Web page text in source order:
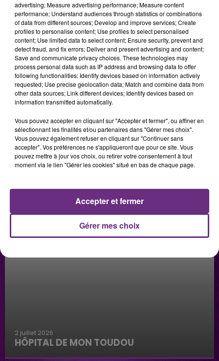
29 juillet 2026
GAGNEZ VOTRE SÉJOUR AU CENTER
PARCS DU LAC D’AILETTE AVEC
CHAMPAGNE FM
LES PODCASTS
2 juillet 2026
HÔPITAL DE MON TOUDOU
Hôpital de mon Toudou
advertising; Measure advertising performance; Measure content
performance; Understand audiences through statistics or combinations
of data from different sources; Develop and improve services; Create
profiles to personalise content; Use profiles to select personalised
content; Use limited data to select content; Ensure security, prevent and
detect fraud, and fix errors; Deliver and present advertising and content;
Save and communicate privacy choices. These technologies may
process personal data such as IP address and browsing data to offer
following functionalities: Identify devices based on information actively
requested; Use precise geolocation data; Match and combine data from
other data sources; Link different devices; Identify devices based on
information transmitted automatically.
Vous pouvez accepter en cliquant sur "Accepter et fermer", ou affiner en
sélectionnant les finalités et/ou partenaires dans "Gérer mes choix".
Vous pouvez également refuser en cliquant sur "Continuer sans
accepter". Vos préférences ne s'appliqueront que pour ce site. Vous
pouvez mettre à jour vos choix, ou retirer votre consentement à tout
moment via le lien "Gérer les cookies" situé en bas de chaque page.
Gérer mes choix
Accepter et fermer